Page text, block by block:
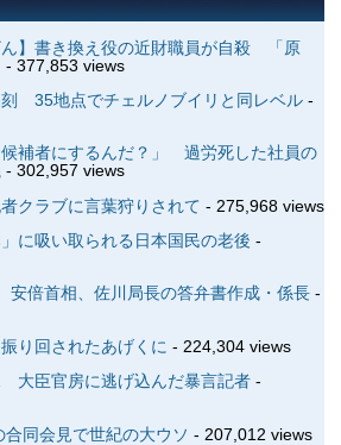
ん】書き換え役の近財職員が自殺 「原
- 377,853 views
35地点でチェルノブイリと同レベル-
候補者にするんだ？」 過労死した社員の
- 302,957 views
クラブに言葉狩りされて - 275,968 views
」に吸い取られる日本国民の老後 -
倍首相、佐川局長の答弁書作成・係長-
り回されたあげくに - 224,304 views
大臣官房に逃げ込んだ暴言記者-
合同会見で世紀の大ウソ - 207,012 views